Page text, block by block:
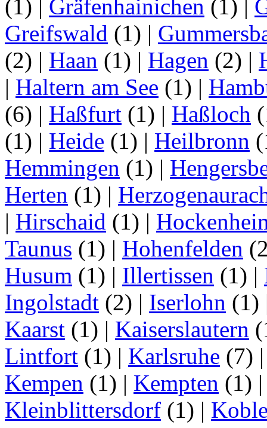
(1) | Gräfenhainichen (1) |
Greifswald (1) |
(2) | Haan (1) | Hagen (2) |
| Haltern am See (1) |
(6) | Haßfurt (1) | Haßloch
(1) | Heide (1) | Heilbronn
Hemmingen (1) |
Herten (1) |
| Hirschaid (1) |
Taunus (1) | Hohenfelden
Husum (1) | Illertissen (1) |
Ingolstadt (2) | Iserlohn (1)
Kaarst (1) | Kaiserslautern
Lintfort (1) | Karlsruhe (7)
Kempen (1) | Kempten (1)
Kleinblittersdorf (1) |